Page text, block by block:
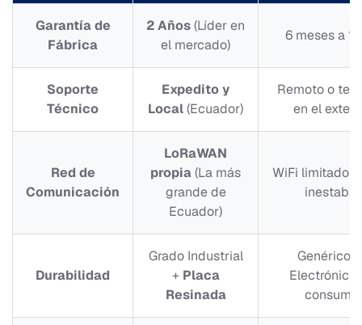
Garantía de
Fábrica
2 Años(Líder en
el mercado)
6 meses a 1
Soporte
Técnico
Expedito y
Local(Ecuador)
Remoto o
en el
Red de
Comunicación
LoRaWAN
propia(La más
grande de
Ecuador)
WiFi limitado o
inestable
Durabilidad
Grado Industrial
+ Placa
Resinada
Genéricos
Electrónica
consumo